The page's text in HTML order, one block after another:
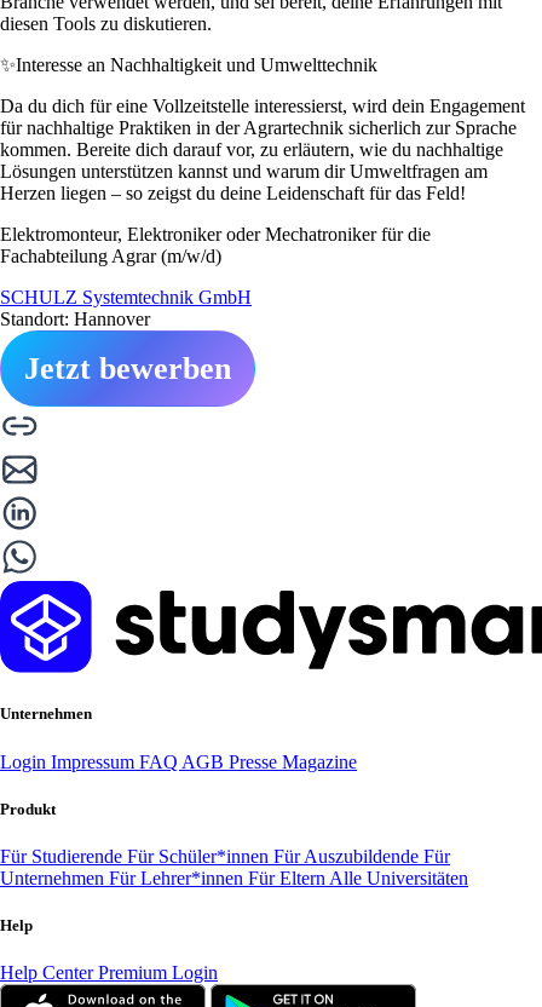
diesen Tools zu diskutieren.
✨Interesse an Nachhaltigkeit und Umwelttechnik
Da du dich für eine Vollzeitstelle interessierst, wird dein Engagement
für nachhaltige Praktiken in der Agrartechnik sicherlich zur Sprache
kommen. Bereite dich darauf vor, zu erläutern, wie du nachhaltige
Lösungen unterstützen kannst und warum dir Umweltfragen am
Herzen liegen – so zeigst du deine Leidenschaft für das Feld!
Elektromonteur, Elektroniker oder Mechatroniker für die
Fachabteilung Agrar (m/w/d)
SCHULZ Systemtechnik GmbH
Standort: Hannover
Jetzt bewerben
Unternehmen
Login Impressum FAQ AGB Presse Magazine
Produkt
Für Studierende Für Schüler*innen Für Auszubildende Für
Unternehmen Für Lehrer*innen Für Eltern Alle Universitäten
Help
Help CenterPremium Login